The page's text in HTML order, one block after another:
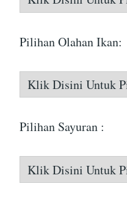
Pilihan Olahan Ikan:
Pilihan Sayuran :